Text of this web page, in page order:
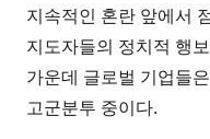
지속적인 혼란 앞에서
지도자들의 정치적 행
가운데 글로벌 기업들
고군분투 중이다.